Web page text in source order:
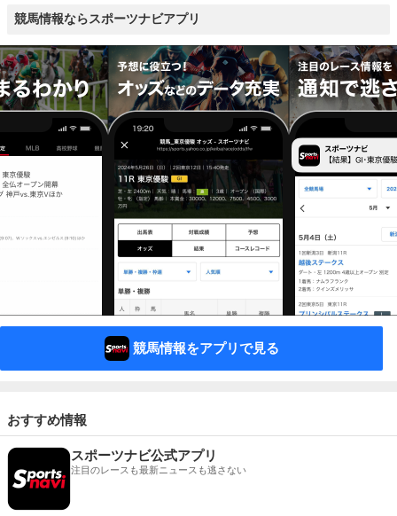
競馬情報ならスポーツナビアプリ
競馬情報をアプリで見る
おすすめ情報
スポーツナビ公式アプリ
注目のレースも最新ニュースも逃さない